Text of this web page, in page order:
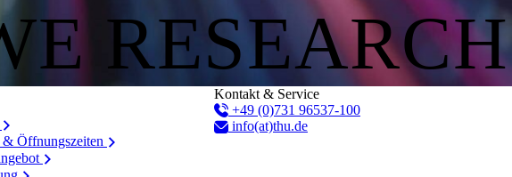
RESEARCH
& Öffnungszeiten
Kontakt & Service
+49 (0)731 96537-100
info(at)thu.de